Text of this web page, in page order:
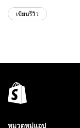
เขียนรีวิว
หมวดหมู่แอป